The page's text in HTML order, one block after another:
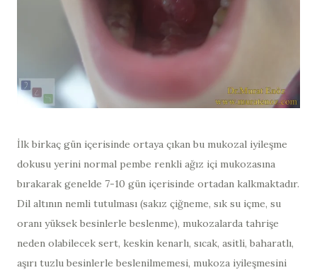
İlk birkaç gün içerisinde ortaya çıkan bu mukozal iyileşme
dokusu yerini normal pembe renkli ağız içi mukozasına
bırakarak genelde 7-10 gün içerisinde ortadan kalkmaktadır.
Dil altının nemli tutulması (sakız çiğneme, sık su içme, su
oranı yüksek besinlerle beslenme), mukozalarda tahrişe
neden olabilecek sert, keskin kenarlı, sıcak, asitli, baharatlı,
aşırı tuzlu besinlerle beslenilmemesi, mukoza iyileşmesini